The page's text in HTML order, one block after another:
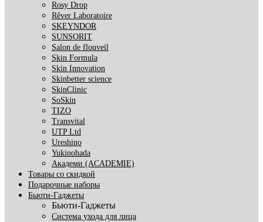
Rosy Drop
Rêver Laboratoire
SKEYNDOR
SUNSORIT
Salon de flouveil
Skin Formula
Skin Innovation
Skinbetter science
SkinСlinic
SoSkin
TIZO
Transvital
UTP Ltd
Ureshino
Yukinohada
Академи (ACADEMIE)
Товары со скидкой
Подарочные наборы
Бьюти-Гаджеты
Бьюти-Гаджеты
Система ухода для лица